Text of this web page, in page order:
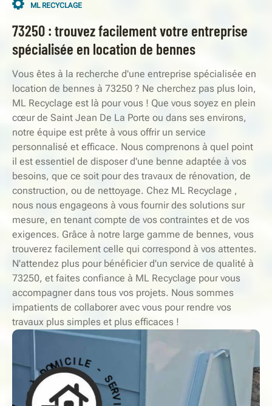
ML RECYCLAGE
73250 : trouvez facilement votre entreprise
spécialisée en location de bennes
Vous êtes à la recherche d'une entreprise spécialisée en
location de bennes à 73250 ? Ne cherchez pas plus loin,
ML Recyclage est là pour vous ! Que vous soyez en plein
cœur de Saint Jean De La Porte ou dans ses environs,
notre équipe est prête à vous offrir un service
personnalisé et efficace. Nous comprenons à quel point
il est essentiel de disposer d'une benne adaptée à vos
besoins, que ce soit pour des travaux de rénovation, de
construction, ou de nettoyage. Chez ML Recyclage ,
nous nous engageons à vous fournir des solutions sur
mesure, en tenant compte de vos contraintes et de vos
exigences. Grâce à notre large gamme de bennes, vous
trouverez facilement celle qui correspond à vos attentes.
N'attendez plus pour bénéficier d'un service de qualité à
73250, et faites confiance à ML Recyclage pour vous
accompagner dans tous vos projets. Nous sommes
impatients de collaborer avec vous pour rendre vos
travaux plus simples et plus efficaces !
D
O
M
I
C
ILE - SE R
V I
C
E
À